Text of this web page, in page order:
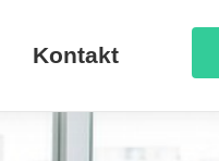
Kontakt